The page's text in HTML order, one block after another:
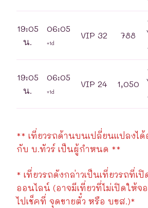
19:05
น.
06:05
+1d
VIP 32 788
19:05
น.
06:05
+1d
VIP 24 1,050
** เที่ยวรถด้านบนเปลี่ยนแปลงได้
กับ บ.ทัวร์ เป็นผู้กำหนด **
* เที่ยวรถดังกล่าวเป็นเที่ยวรถที่เ
ออนไลน์ (อาจมีเที่ยวที่ไม่เปิดให้จ
ไปเช็คที่ จุดขายตั๋ว หรือ บขส.)*